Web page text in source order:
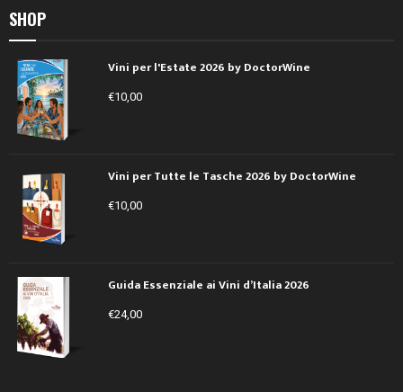
SHOP
Vini per l'Estate 2026 by DoctorWine
€10,00
Vini per Tutte le Tasche 2026 by DoctorWine
€10,00
Guida Essenziale ai Vini d’Italia 2026
€24,00